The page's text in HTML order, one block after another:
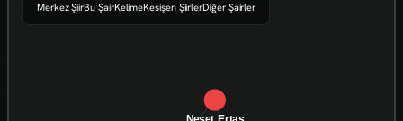
Merkez ŞiirBu ŞairKelimeKesişen ŞiirlerDiğer Şairler